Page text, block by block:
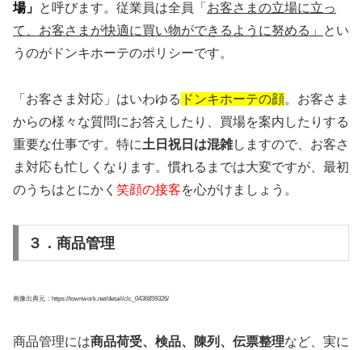
場」 と呼びます。従業員は全員「 お客さまの立場に立っ
て、お客さまが快適に買い物ができるように努める」
とい
うのがドンキホーテのポリシーです。
「お客さま対応」はいわゆる ドンキホーテの顔。お客さま
からの様々な質問にお答えしたり、買場を案内したりする
重要な仕事です。特に土日祝日は混雑しますので、お客さ
ま対応も忙しくなります。慣れるまでは大変ですが、最初
のうちはとにかく 笑顔の接客を心がけましょう。
３．商品管理
画像出典元：https://townwork.net/detail/clc_0436859326/
商品管理には商品荷受、検品、陳列、伝票整理など、実に